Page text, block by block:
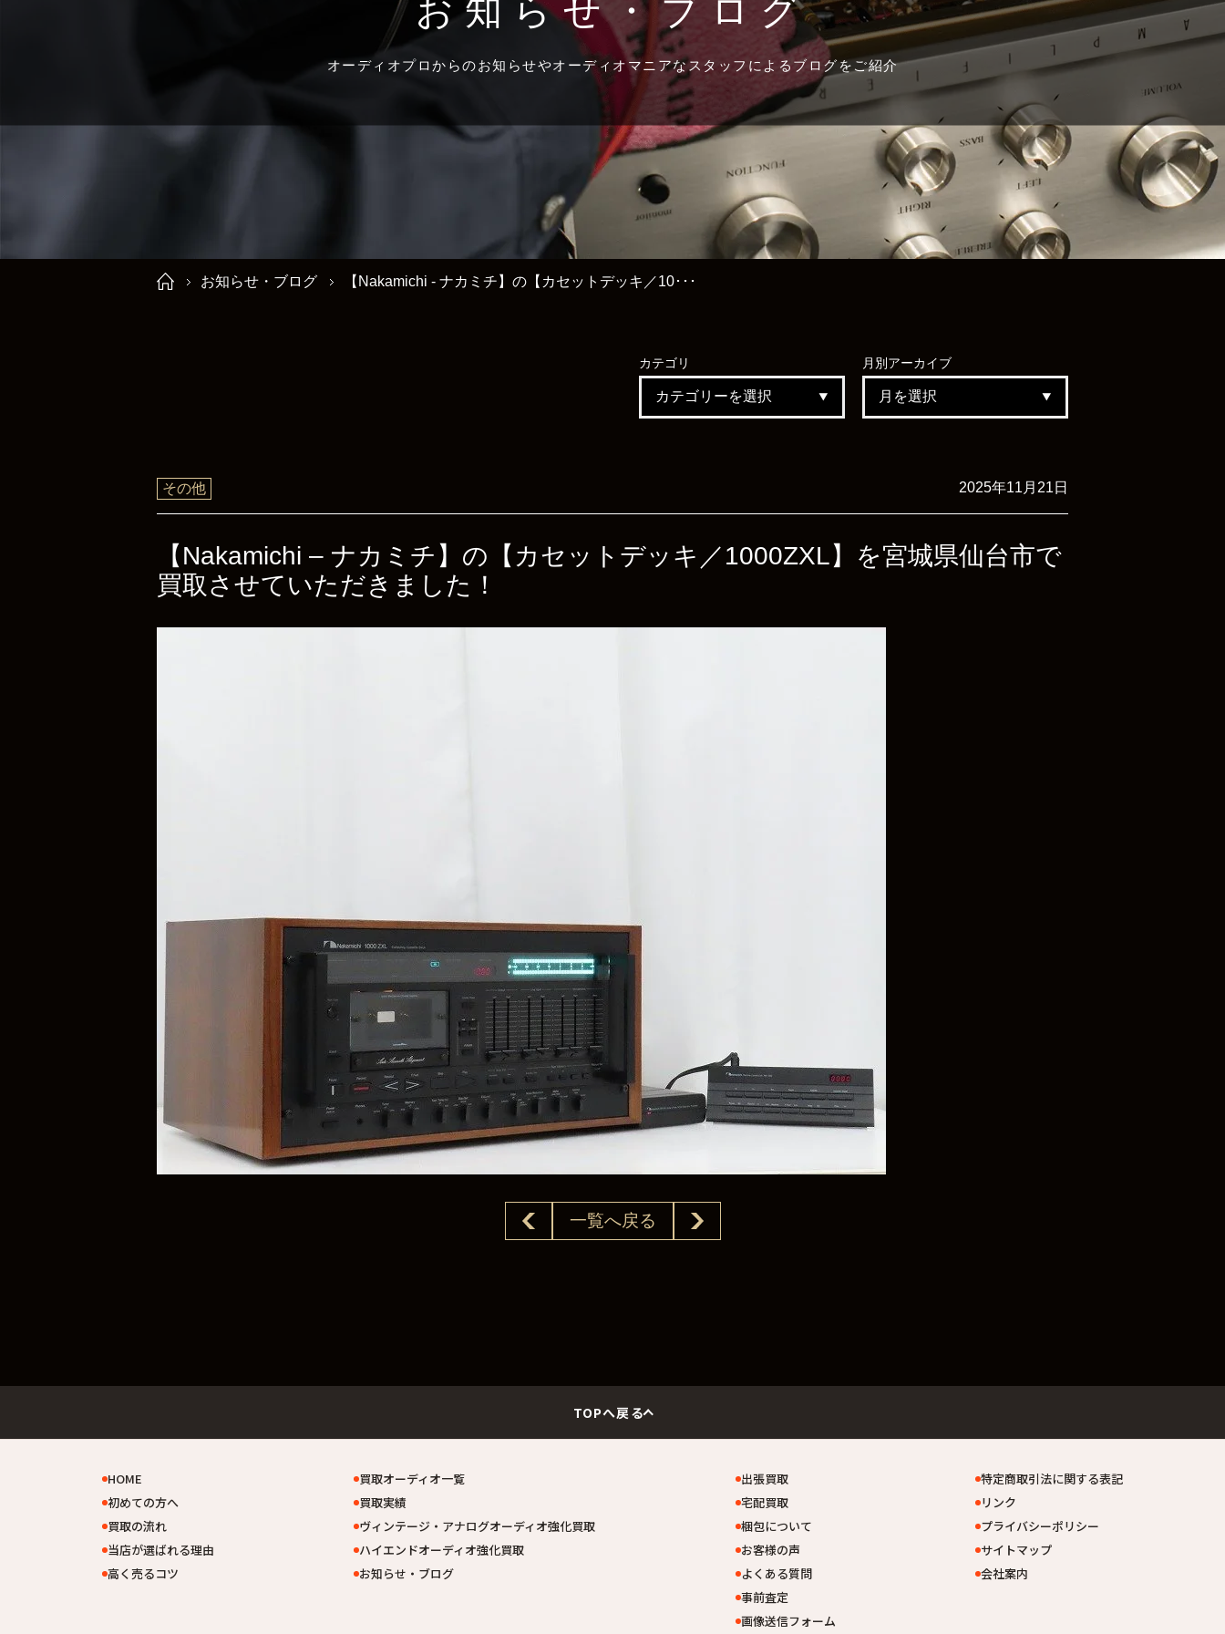
お知らせ・ブログ
オーディオプロからのお知らせやオーディオマニアなスタッフによるブログをご紹介
お知らせ・ブログ 【Nakamichi - ナカミチ】の【カセットデッキ／10･･･
カテゴリ 月別 アーカイブ
その他 2025年11月21日
【Nakamichi – ナカミチ】の【カセットデッキ／1000ZXL】を宮城県仙台市で
買取させていただきました！
一覧へ戻る
TOPへ戻る
HOME
初めての方へ
買取の流れ
当店が選ばれる理由
高く売るコツ
買取オーディオ一覧
買取実績
ヴィンテージ・アナログオーディオ強化買取
ハイエンドオーディオ強化買取
お知らせ・ブログ
出張買取
宅配買取
梱包について
お客様の声
よくある質問
事前査定
画像送信フォーム
特定商取引法に関する表記
リンク
プライバシーポリシー
サイトマップ
会社案内